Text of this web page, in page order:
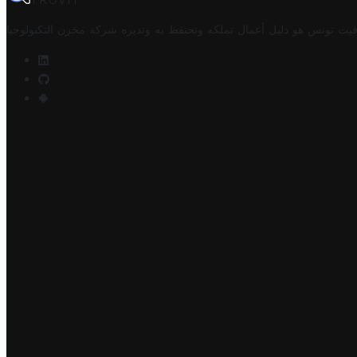
تونس هو دليل أعمال تملكه وتحتفظ به وتديره شركة مخزن التكنولوجيا